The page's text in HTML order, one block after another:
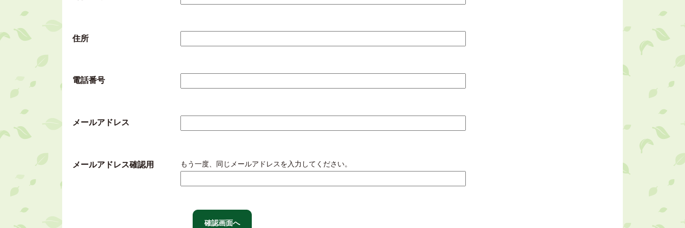
住所
電話番号
メールアドレス
メールアドレス確認用 もう一度、同じメールアドレスを入力してください。